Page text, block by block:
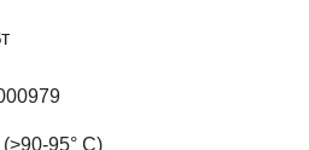
(>90-95° С)